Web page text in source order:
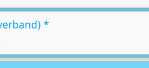
*